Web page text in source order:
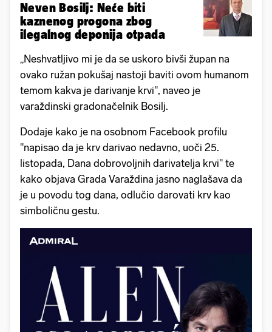
Neven Bosilj: Neće biti
kaznenog progona zbog
ilegalnog deponija otpada
„Neshvatljivo mi je da se uskoro bivši župan na
ovako ružan pokušaj nastoji baviti ovom humanom
temom kakva je darivanje krvi", naveo je
varaždinski gradonačelnik Bosilj.
Dodaje kako je na osobnom Facebook profilu
"napisao da je krv darivao nedavno, uoči 25.
listopada, Dana dobrovoljnih darivatelja krvi" te
kako objava Grada Varaždina jasno naglašava da
je u povodu tog dana, odlučio darovati krv kao
simboličnu gestu.